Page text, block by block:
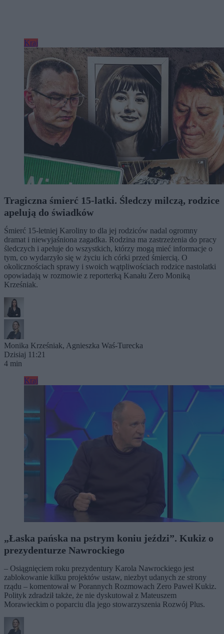
Kraj
Tragiczna śmierć 15-latki. Śledczy milczą, rodzice
apelują do świadków
Śmierć 15-letniej Karoliny to dla jej rodziców nadal ogromny
dramat i niewyjaśniona zagadka. Rodzina ma zastrzeżenia do pracy
śledczych i apeluje do wszystkich, którzy mogą mieć informacje o
tym, co wydarzyło się w życiu ich córki przed śmiercią. O
okolicznościach sprawy i swoich wątpliwościach rodzice nastolatki
opowiadają w rozmowie z reporterką Kanału Zero Moniką
Krześniak.
Monika Krześniak, Agnieszka Waś-Turecka
Dzisiaj 11:21
4 min
Kraj
„Łaska pańska na pstrym koniu jeździ”. Kukiz o
prezydenturze Nawrockiego
– Osiągnięciem roku prezydentury Karola Nawrockiego jest
zablokowanie kilku projektów ustaw, niezbyt udanych ze strony
rządu – komentował w Porannych Rozmowach Zero Paweł Kukiz.
Polityk zdradził także, że nie dyskutował z Mateuszem
Morawieckim o poparciu dla jego stowarzyszenia Rozwój Plus.